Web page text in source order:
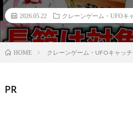
2026.05.22 クレーンゲーム・UFOキ
HOME クレーンゲーム・UFOキャッ
PR